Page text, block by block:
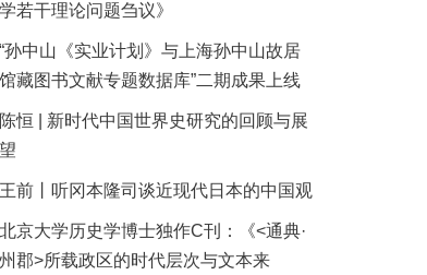
学若干理论问题刍议》
“孙中山《实业计划》与上海孙中山故居
馆藏图书文献专题数据库”二期成果上线
陈恒 | 新时代中国世界史研究的回顾与展
望
王前丨听冈本隆司谈近现代日本的中国观
北京大学历史学博士独作C刊：《<通典·
州郡>所载政区的时代层次与文本来